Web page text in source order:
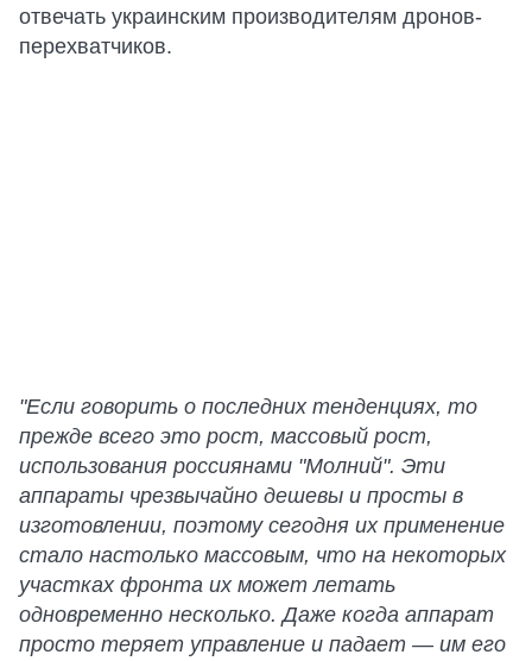
отвечать украинским производителям дронов-
перехватчиков.
"Если говорить о последних тенденциях, то
прежде всего это рост, массовый рост,
использования россиянами "Молний". Эти
аппараты чрезвычайно дешевы и просты в
изготовлении, поэтому сегодня их применение
стало настолько массовым, что на некоторых
участках фронта их может летать
одновременно несколько. Даже когда аппарат
просто теряет управление и падает — им его